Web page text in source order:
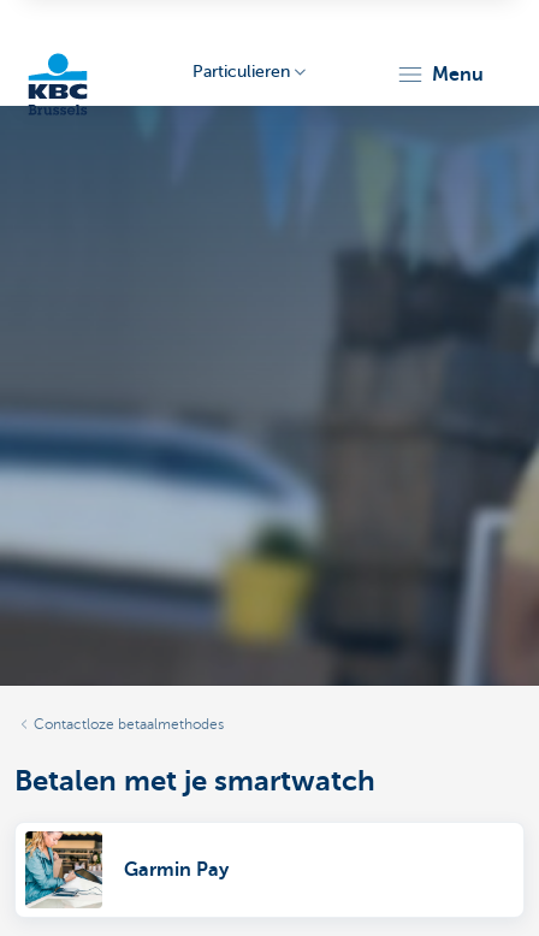
Particulieren menu
Contactloze betaalmethodes
Betalen met je smartwatch
Garmin Pay